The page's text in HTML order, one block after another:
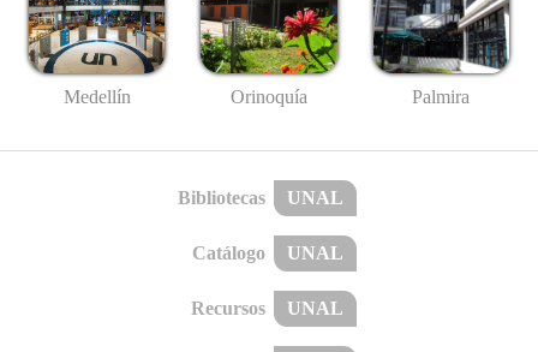
Medellín Orinoquía Palmira
Bibliotecas UNAL
Catálogo UNAL
Recursos UNAL